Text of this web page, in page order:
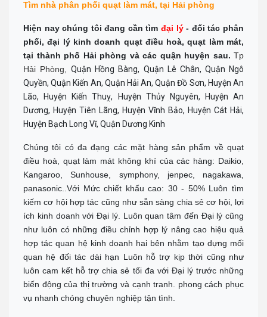
Tìm nhà phân phối quạt làm mát, tại Hải phòng
Hiện nay chúng tôi đang cần tìmđại lý- đối tác phân
phối, đại lý kinh doanh quạt điều hoà, quạt làm mát,
tại thành phố Hải phòng và các quận huyện sau. Tp
Hải Phòng,Quận Hồng Bàng, Quận Lê Chân, Quận Ngô
Quyền, Quận Kiến An, Quận Hải An, Quận Đồ Sơn, Huyện An
Lão, Huyện Kiến Thuỵ, Huyện Thủy Nguyên, Huyện An
Dương, Huyện Tiên Lãng, Huyện Vĩnh Bảo, Huyện Cát Hải,
Huyện Bạch Long Vĩ, Quận Dương Kinh
Chúng tôi có đa đạng các mặt hàng sản phẩm về quạt
điều hoà, quạt làm mát không khí của các hàng: Daikio,
Kangaroo, Sunhouse, symphony, jenpec, nagakawa,
panasonic..Với Mức chiết khấu cao: 30 - 50% Luôn tìm
kiếm cơ hội hợp tác cũng như sẵn sàng chia sẻ cơ hội, lợi
ích kinh doanh với Đại lý. Luôn quan tâm đến Đại lý cũng
như luôn có những điều chỉnh hợp lý nâng cao hiệu quả
hợp tác quan hệ kinh doanh hai bên nhằm tạo dựng mối
quan hệ đối tác dài hạn Luôn hỗ trợ kịp thời cũng như
luôn cam kết hỗ trợ chia sẻ tối đa với Đại lý trước những
biến động của thị trường và cạnh tranh. phong cách phục
vụ nhanh chóng chuyên nghiệp tận tình.